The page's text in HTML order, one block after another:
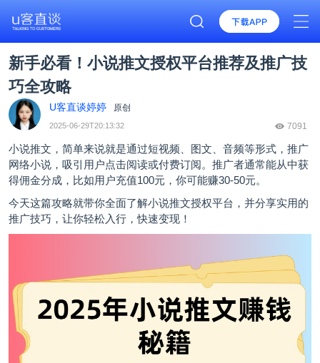
新手必看！小说推文授权平台推荐及推广技
巧全攻略
U客直谈婷婷 原创
2025-06-29T20:13:32 7091
小说推文 ，简单来说就是通过短视频、图文、音频等形式，推广
网络小说，吸引用户点击阅读或付费订阅。推广者通常能从中获
得佣金分成，比如用户充值100元，你可能赚30-50元。
今天这篇攻略就带你全面了解小说推文授权平台，并分享实用的
推广技巧，让你轻松入行，快速变现！